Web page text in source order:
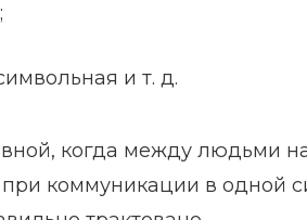
и т. д.
когда между людьми
коммуникации в одной